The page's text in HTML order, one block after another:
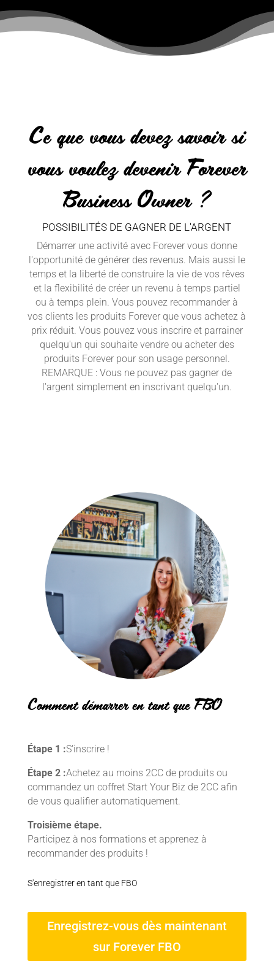
Ce que vous devez savoir si
vous voulez devenir Forever
Business Owner ?
POSSIBILITÉS DE GAGNER DE L'ARGENT
Démarrer une activité avec Forever vous donne
l'opportunité de générer des revenus. Mais aussi le
temps et la liberté de construire la vie de vos rêves
et la flexibilité de créer un revenu à temps partiel
ou à temps plein. Vous pouvez recommander à
vos clients les produits Forever que vous achetez à
prix réduit. Vous pouvez vous inscrire et parrainer
quelqu'un qui souhaite vendre ou acheter des
produits Forever pour son usage personnel.
REMARQUE : Vous ne pouvez pas gagner de
l'argent simplement en inscrivant quelqu'un.
Comment démarrer en tant que FBO
Étape 1 :S'inscrire !
Étape 2 :Achetez au moins 2CC de produits ou
commandez un coffret Start Your Biz de 2CC afin
de vous qualifier automatiquement.
Troisième étape.
Participez à nos formations et apprenez à
recommander des produits !
S'enregistrer en tant que FBO
Enregistrez-vous dès maintenant
sur Forever FBO